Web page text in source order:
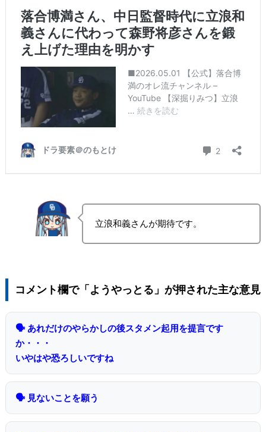
立浪和義さんが期待です。
コメント欄で「ようやっとる」が押された主な意見
🗣 あれだけのやらかしの後スタメン起用を提言です
か・・・
いやはや恐ろしいですね
🗣 見ないことを願う